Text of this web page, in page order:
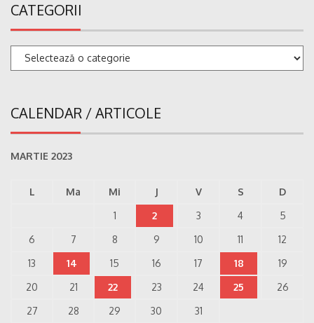
CATEGORII
Categorii
CALENDAR / ARTICOLE
MARTIE 2023
L Ma Mi J V S
D
1
2 3 4
5
6
7 8 9 10 11
12
13
14 15 16 17 18
19
20
21 22 23 24 25
26
27
28 29 30
31